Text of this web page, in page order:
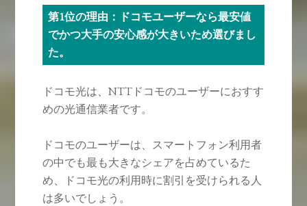
第1位の理由：ドコモユーザーなら最安値
でかつ大手の安心感が大きいため選びまし
た。
ドコモ光は、NTTドコモのユーザーにおすす
めの光通信業者です。
ドコモのユーザーは、スマートフォン利用者
の中でも最も大きなシェアを占めているた
め、ドコモ光の利用時に割引を受けられる人
は多いでしょう。